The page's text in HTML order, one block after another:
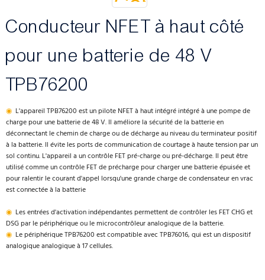
Conducteur NFET à haut côté
pour une batterie de 48 V
TPB76200
◉ L'appareil TPB76200 est un pilote NFET à haut intégré intégré à une pompe de
charge pour une batterie de 48 V. Il améliore la sécurité de la batterie en
déconnectant le chemin de charge ou de décharge au niveau du terminateur positif
à la batterie. Il évite les ports de communication de courtage à haute tension par un
sol continu. L'appareil a un contrôle FET pré-charge ou pré-décharge. Il peut être
utilisé comme un contrôle FET de précharge pour charger une batterie épuisée et
pour ralentir le courant d'appel lorsqu'une grande charge de condensateur en vrac
est connectée à la batterie
◉ Les entrées d'activation indépendantes permettent de contrôler les FET CHG et
DSG par le périphérique ou le microcontrôleur analogique de la batterie.
◉ Le périphérique TPB76200 est compatible avec TPB76016, qui est un dispositif
analogique analogique à 17 cellules.